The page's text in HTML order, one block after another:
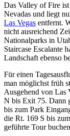
Das Valley of Fire ist
Nevadas und liegt
Las Vegas entfernt.
nicht ausreichend
Nationalparks in
Staircase Escalante
Landschaft ebenso
Für einen
man möglichst früh
Ausgehend von Las
N bis Exit 75. Dann
bis zum Park
die Rt. 169 S bis
geführte Tour